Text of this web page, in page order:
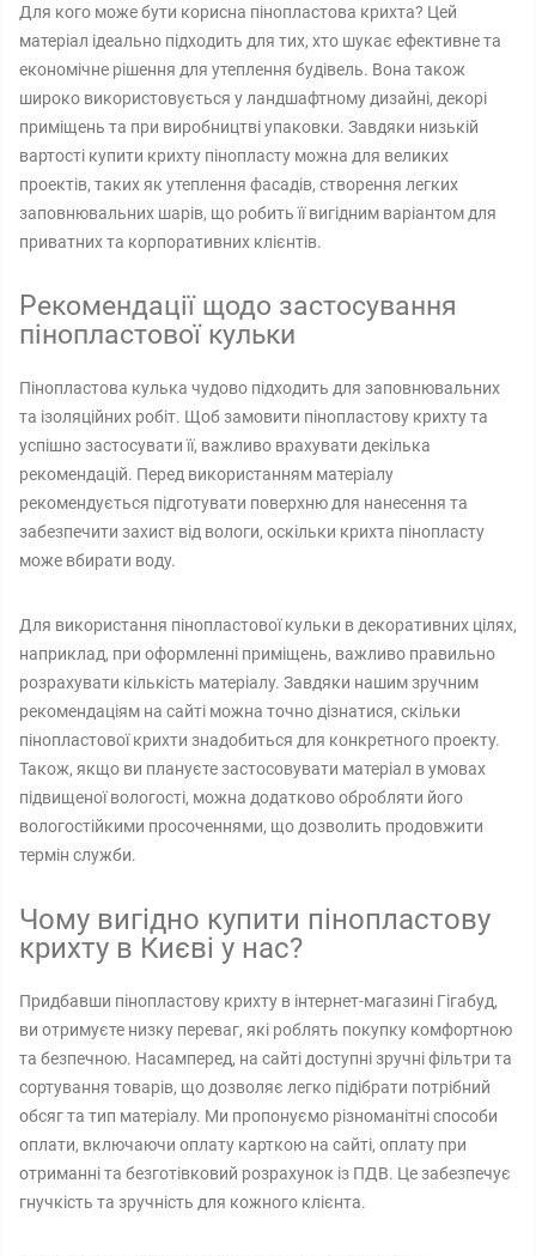
Для кого може бути корисна пінопластова крихта? Цей
матеріал ідеально підходить для тих, хто шукає ефективне та
економічне рішення для утеплення будівель. Вона також
широко використовується у ландшафтному дизайні, декорі
приміщень та при виробництві упаковки. Завдяки низькій
вартості купити крихту пінопласту можна для великих
проектів, таких як утеплення фасадів, створення легких
заповнювальних шарів, що робить її вигідним варіантом для
приватних та корпоративних клієнтів.
Рекомендації щодо застосування
пінопластової кульки
Пінопластова кулька чудово підходить для заповнювальних
та ізоляційних робіт. Щоб замовити пінопластову крихту та
успішно застосувати її, важливо врахувати декілька
рекомендацій. Перед використанням матеріалу
рекомендується підготувати поверхню для нанесення та
забезпечити захист від вологи, оскільки крихта пінопласту
може вбирати воду.
Для використання пінопластової кульки в декоративних цілях,
наприклад, при оформленні приміщень, важливо правильно
розрахувати кількість матеріалу. Завдяки нашим зручним
рекомендаціям на сайті можна точно дізнатися, скільки
пінопластової крихти знадобиться для конкретного проекту.
Також, якщо ви плануєте застосовувати матеріал в умовах
підвищеної вологості, можна додатково обробляти його
вологостійкими просоченнями, що дозволить продовжити
термін служби.
Чому вигідно купити пінопластову
крихту в Києві у нас?
Придбавши пінопластову крихту в інтернет-магазині Гігабуд,
ви отримуєте низку переваг, які роблять покупку комфортною
та безпечною. Насамперед, на сайті доступні зручні фільтри та
сортування товарів, що дозволяє легко підібрати потрібний
обсяг та тип матеріалу. Ми пропонуємо різноманітні способи
оплати, включаючи оплату карткою на сайті, оплату при
отриманні та безготівковий розрахунок із ПДВ. Це забезпечує
гнучкість та зручність для кожного клієнта.